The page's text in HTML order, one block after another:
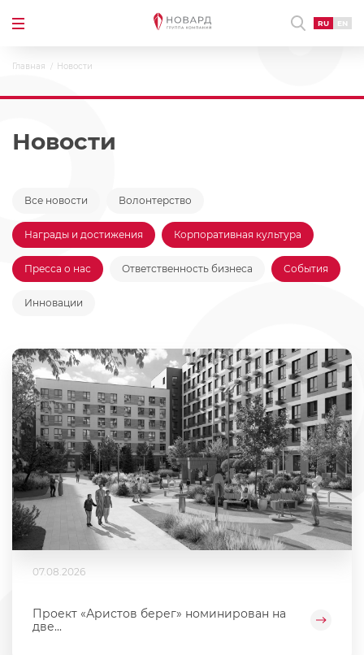
RU EN
Главная Новости
Новости
Все новости Волонтерство
Награды и достижения Корпоративная культура
Пресса о нас Ответственность бизнеса События
Инновации
07.08.2026
Проект «Аристов берег» номинирован на
две...